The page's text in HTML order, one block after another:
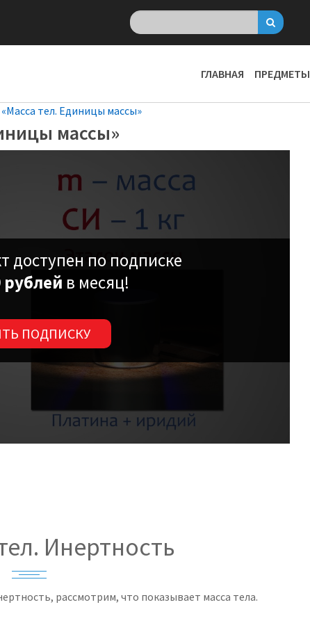
ГЛАВНАЯ ПРЕДМЕТЫ
тел. Единицы массы»
массы»
доступен по подписке
рублей в месяц!
ПОДПИСКУ
Инертность
рассмотрим, что показывает масса тела.